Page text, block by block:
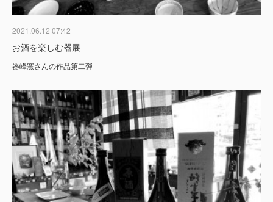
2021.06.12 07:42
お酒を楽しむ器展
器峰窯さんの作品第二弾